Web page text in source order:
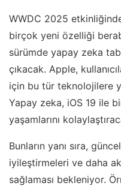
WWDC 2025
birçok yeni özelliği
sürümde yapay zeka
çıkacak. Apple,
için bu tür teknolojilere
Yapay zeka, iOS 19 ile
yaşamlarını
Bunların yanı sıra,
iyileştirmeleri ve daha
sağlaması bekleniyor.